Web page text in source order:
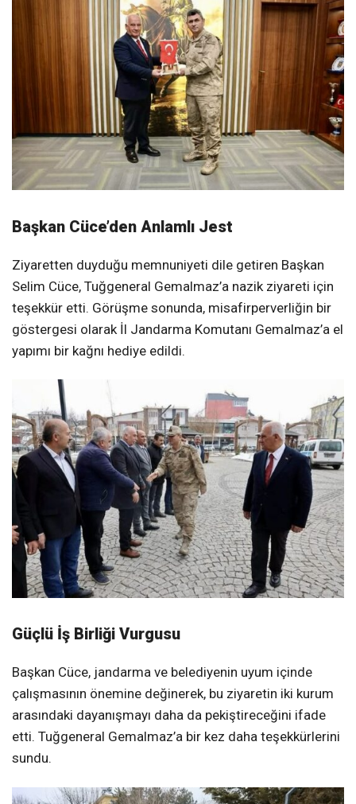
Başkan Cüce’den Anlamlı Jest
Ziyaretten duyduğu memnuniyeti dile getiren Başkan
Selim Cüce, Tuğgeneral Gemalmaz’a nazik ziyareti için
teşekkür etti. Görüşme sonunda, misafirperverliğin bir
göstergesi olarak İl Jandarma Komutanı Gemalmaz’a el
yapımı bir kağnı hediye edildi.
Güçlü İş Birliği Vurgusu
Başkan Cüce, jandarma ve belediyenin uyum içinde
çalışmasının önemine değinerek, bu ziyaretin iki kurum
arasındaki dayanışmayı daha da pekiştireceğini ifade
etti. Tuğgeneral Gemalmaz’a bir kez daha teşekkürlerini
sundu.